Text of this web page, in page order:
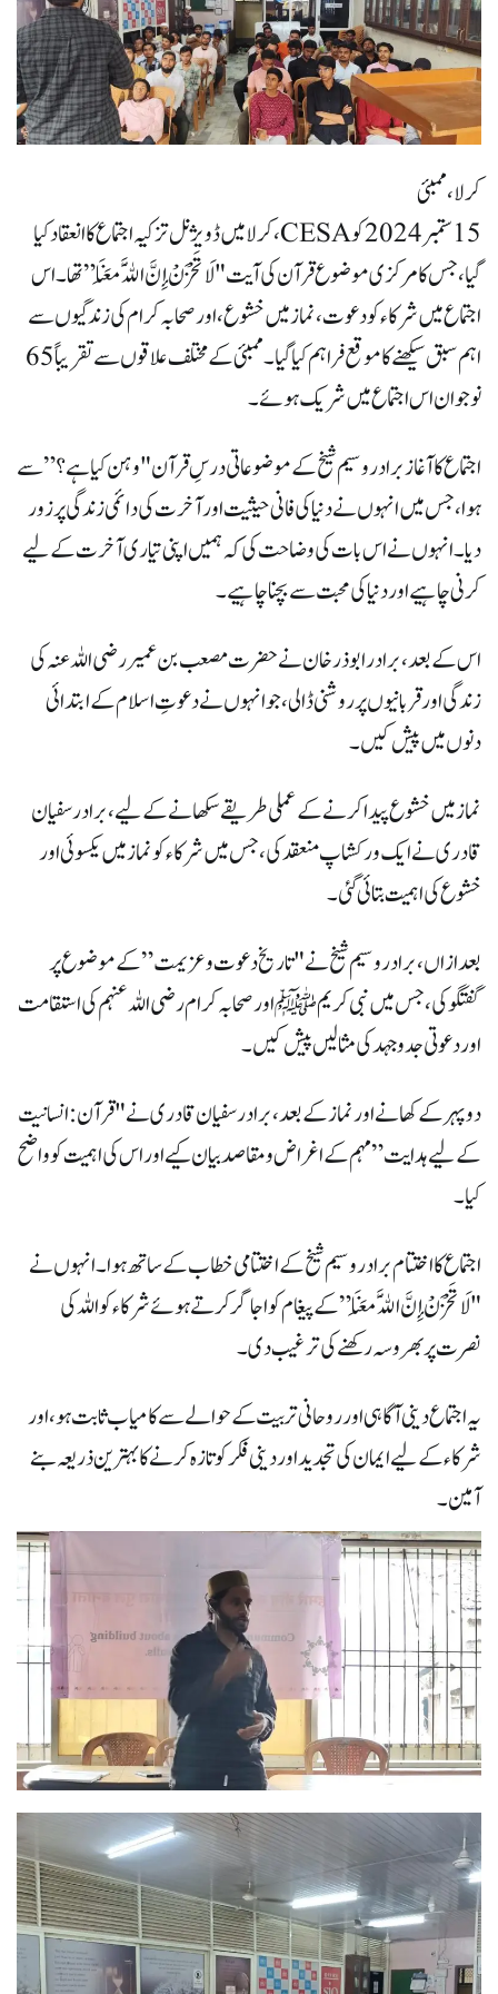
کرلا، ممبئی
15 ستمبر 2024 کو CESA، کرلا میں ڈویژنل تزکیہ اجتماع کا انعقاد کیا
گیا، جس کا مرکزی موضوع قرآن کی آیت "لَا تَحْزَنْ إِنَّ اللَّهَ مَعَنَا” تھا۔ اس
اجتماع میں شرکاء کو دعوت، نماز میں خشوع، اور صحابہ کرام کی زندگیوں سے
اہم سبق سیکھنے کا موقع فراہم کیا گیا۔ ممبئی کے مختلف علاقوں سے تقریباً 65
نوجوان اس اجتماع میں شریک ہوئے۔
اجتماع کا آغاز برادر وسیم شیخ کے موضوعاتی درسِ قرآن "وہن کیا ہے؟” سے
ہوا، جس میں انہوں نے دنیا کی فانی حیثیت اور آخرت کی دائمی زندگی پر زور
دیا۔ انہوں نے اس بات کی وضاحت کی کہ ہمیں اپنی تیاری آخرت کے لیے
کرنی چاہیے اور دنیا کی محبت سے بچنا چاہیے۔
اس کے بعد، برادر ابوذر خان نے حضرت مصعب بن عمیر رضی اللہ عنہ کی
زندگی اور قربانیوں پر روشنی ڈالی، جو انہوں نے دعوتِ اسلام کے ابتدائی
دنوں میں پیش کیں۔
نماز میں خشوع پیدا کرنے کے عملی طریقے سکھانے کے لیے، برادر سفیان
قادری نے ایک ورکشاپ منعقد کی، جس میں شرکاء کو نماز میں یکسوئی اور
خشوع کی اہمیت بتائی گئی۔
بعد ازاں، برادر وسیم شیخ نے "تاریخ دعوت و عزیمت” کے موضوع پر
گفتگو کی، جس میں نبی کریم ﷺ اور صحابہ کرام رضی اللہ عنہم کی استقامت
اور دعوتی جدوجہد کی مثالیں پیش کیں۔
دوپہر کے کھانے اور نماز کے بعد، برادر سفیان قادری نے "قرآن: انسانیت
کے لیے ہدایت” مہم کے اغراض و مقاصد بیان کیے اور اس کی اہمیت کو واضح
کیا۔
اجتماع کا اختتام برادر وسیم شیخ کے اختتامی خطاب کے ساتھ ہوا۔ انہوں نے
"لَا تَحْزَنْ إِنَّ اللَّهَ مَعَنَا” کے پیغام کو اجاگر کرتے ہوئے شرکاء کو اللہ کی
نصرت پر بھروسہ رکھنے کی ترغیب دی۔
یہ اجتماع دینی آگاہی اور روحانی تربیت کے حوالے سے کامیاب ثابت ہو، اور
شرکاء کے لیے ایمان کی تجدید اور دینی فکر کو تازہ کرنے کا بہترین ذریعہ بنے
آمین۔